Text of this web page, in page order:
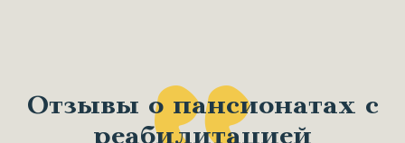
Отзывы о пансионатах с
реабилитацией